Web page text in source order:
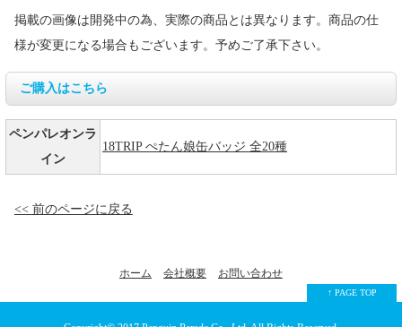
掲載の画像は開発中の為、実際の商品とは異なります。商品の仕
様が変更になる場合もございます。予めご了承下さい。
ご購入はこちら
ペンパレオンラ
イン
18TRIP ぺたん娘缶バッジ 全20種
<< 前のページに戻る
ホーム 会社概要 お問い合わせ
↑ PAGE TOP